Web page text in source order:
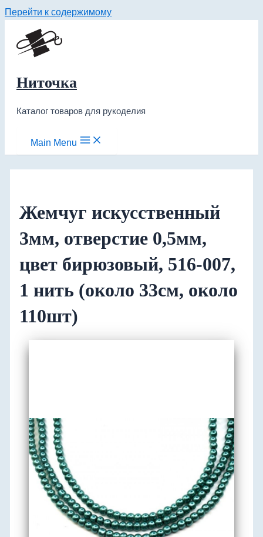
Перейти к содержимому
Ниточка
Каталог товаров для рукоделия
Main Menu
Жемчуг искусственный
3мм, отверстие 0,5мм,
цвет бирюзовый, 516-007,
1 нить (около 33см, около
110шт)